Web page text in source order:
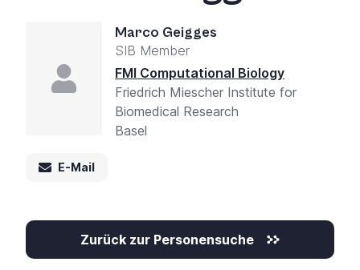
Marco Geigges
SIB Member
FMI Computational Biology
Friedrich Miescher Institute for
Biomedical Research
Basel
E-Mail
Zurück zur Personensuche